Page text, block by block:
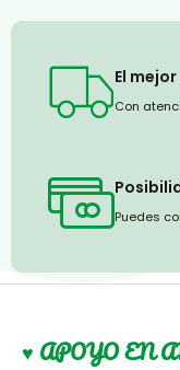
El
Con
Puedes
♥️ APOYO EN